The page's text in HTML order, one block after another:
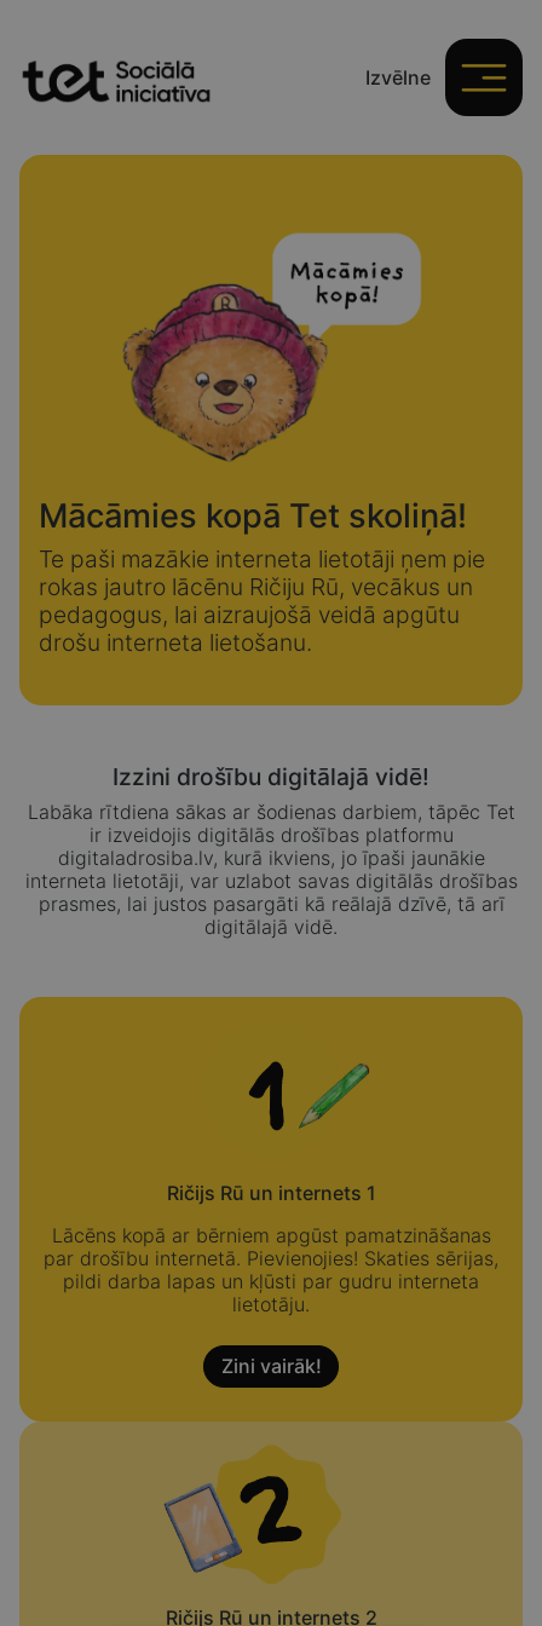
Aizvērt
Sākums
Tet skoliņa bērniem
Digitālās drošības ceļvedis
ikvienam
Izvēlne
Mācāmies kopā Tet skoliņā!
Te paši mazākie interneta lietotāji ņem pie
rokas jautro lācēnu Ričiju Rū, vecākus un
pedagogus, lai aizraujošā veidā apgūtu
drošu interneta lietošanu.
Izzini drošību digitālajā vidē!
Labāka rītdiena sākas ar šodienas darbiem, tāpēc Tet
ir izveidojis digitālās drošības platformu
digitaladrosiba.lv, kurā ikviens, jo īpaši jaunākie
interneta lietotāji, var uzlabot savas digitālās drošības
prasmes, lai justos pasargāti kā reālajā dzīvē, tā arī
digitālajā vidē.
Ričijs Rū un internets 1
Lācēns kopā ar bērniem apgūst pamatzināšanas
par drošību internetā. Pievienojies! Skaties sērijas,
pildi darba lapas un kļūsti par gudru interneta
lietotāju.
Zini vairāk!
Ričijs Rū un internets 2